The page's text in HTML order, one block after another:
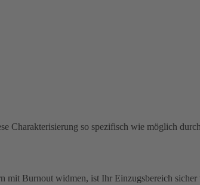
so spezifisch wie möglich
mit Burnout widmen, ist Ihr Einzugsbereich